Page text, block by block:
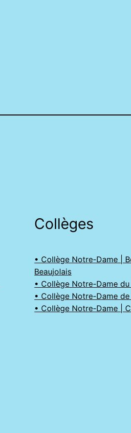
Collèges
• Collège Notre-Dame |
Beaujolais
• Collège Notre-Dame du
• Collège Notre-Dame
• Collège Notre-Dame |